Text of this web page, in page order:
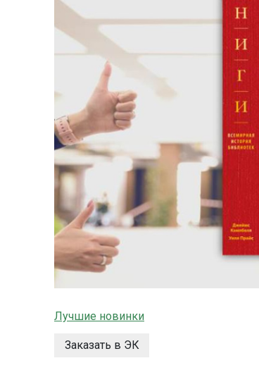
Лучшие новинки
Заказать в ЭК